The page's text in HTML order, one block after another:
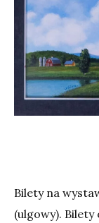
Bilety na
(ulgowy).